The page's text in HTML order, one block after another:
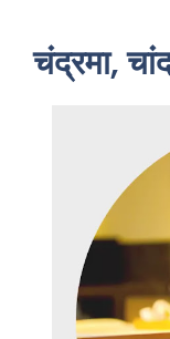
चंद्रमा,